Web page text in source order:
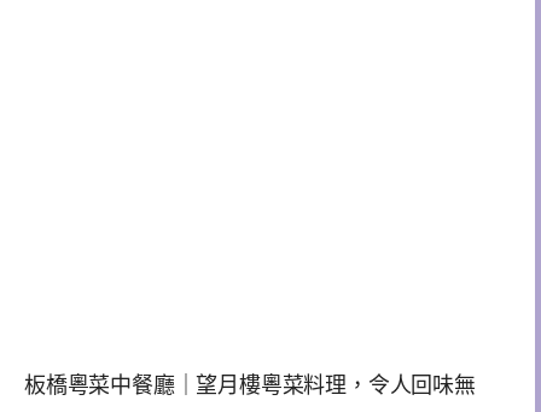
板橋粵菜中餐廳｜望月樓粵菜料理，令人回味無